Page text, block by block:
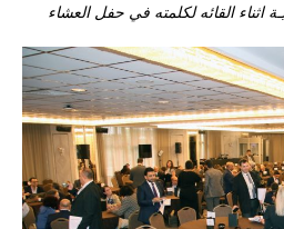
ة اثناء القائه لكلمته في حفل العشاء